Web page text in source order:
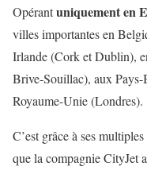
Opérantuniquement en
villes importantes en
Irlande (Cork et Dublin),
Brive-Souillac), aux Pays-
Royaume-Unie (Londres).
C’est grâce à ses
que la compagnie CityJet